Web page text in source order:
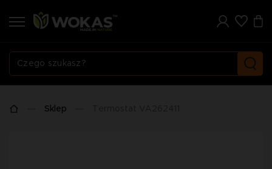
Sklep